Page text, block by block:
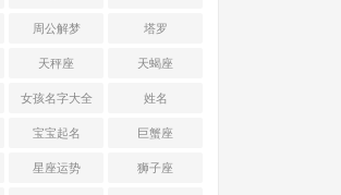
周公解梦 塔罗
天秤座 天蝎座
女孩名字大全 姓名
宝宝起名 巨蟹座
星座运势 狮子座